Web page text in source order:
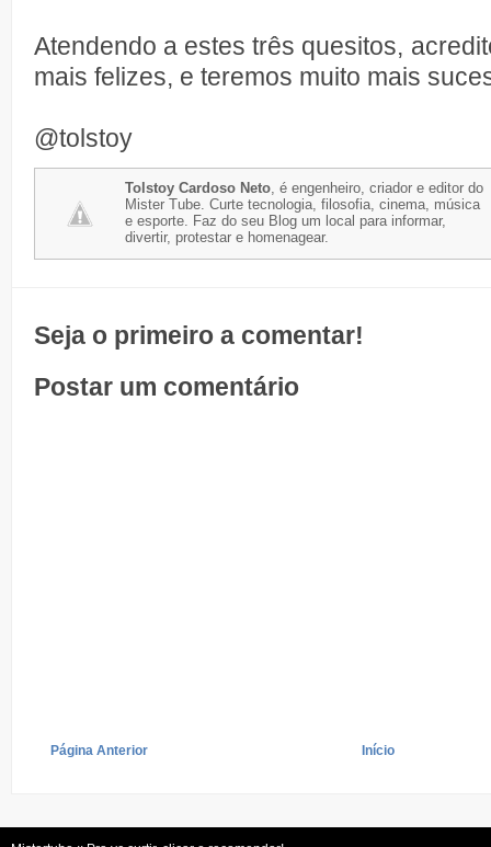
Atendendo a estes três quesitos,
mais felizes, e teremos muito mais
@tolstoy
Tolstoy Cardoso Neto, é engenheiro, criador e editor do
Mister Tube. Curte tecnologia, filosofia, cinema, música
e esporte. Faz do seu Blog um local para informar,
divertir, protestar e homenagear.
Seja o primeiro a comentar!
Postar um comentário
Página Anterior Início